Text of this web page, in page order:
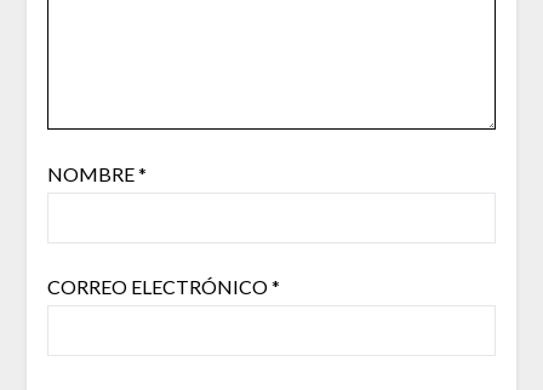
NOMBRE*
CORREO ELECTRÓNICO*